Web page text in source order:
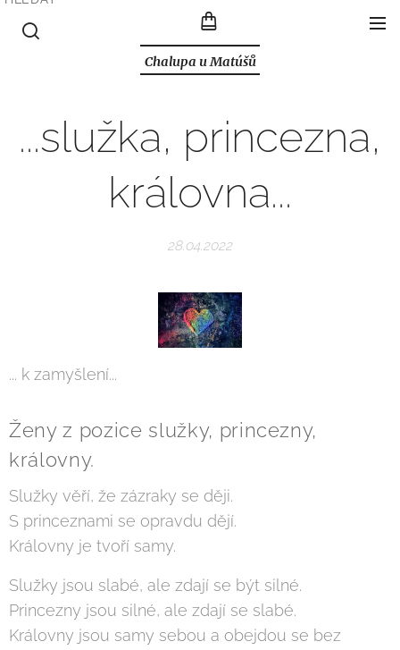
Chalupa u Matúšů
...služka, princezna,
královna...
28.04.2022
... k zamyšlení...
Ženy z pozice služky, princezny,
královny.
Služky věří, že zázraky se ději.
S princeznami se opravdu dějí.
Královny je tvoří samy.
Služky jsou slabé, ale zdají se být silné.
Princezny jsou silné, ale zdají se slabé.
Královny jsou samy sebou a obejdou se bez